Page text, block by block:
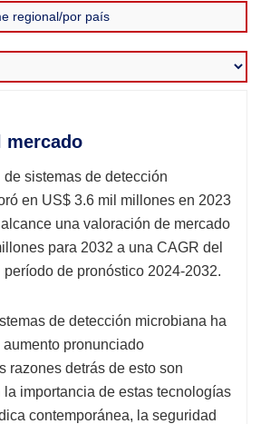
mercado
sistemas de detección
en US$ 3.6 mil millones en 2023
una valoración de mercado
para 2032 a una CAGR del
período de pronóstico 2024-2032.
de detección microbiana ha
pronunciado
razones detrás de esto son
la importancia de estas tecnologías
contemporánea, la seguridad